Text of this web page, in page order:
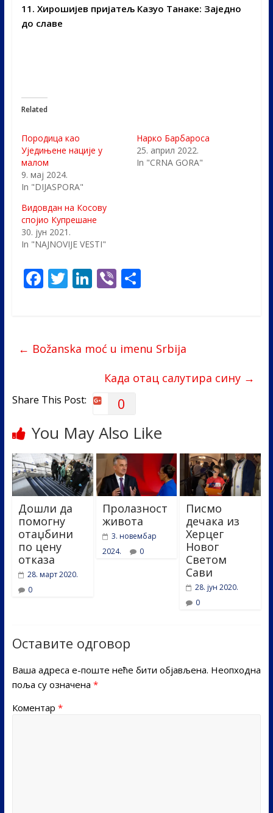
11. Хирошијев пријатељ Казуо Танаке: Заједно
до славе
Related
Породица као
Уједињене нације у
малом
9. мај 2024.
In "DIJASPORA"
Нарко Барбароса
25. април 2022.
In "CRNA GORA"
Видовдан на Косову
спојио Купрешане
30. јун 2021.
In "NAJNOVIJE VESTI"
F
o
k
T Li
dI
Vi S
← Božanska moć u imenu Srbija
Када отац салутира сину →
Share This Post: 0
You May Also Like
Дошли да
помогну
отаџбини
по цену
отказа
28. март 2020.
0
Пролазност
живота
3. новембар
2024.
0
Писмо
дечака из
Херцег
Новог
Светом
Сави
28. јун 2020.
0
Оставите одговор
Ваша адреса е-поште неће бити објављена. Неопходна
поља су означена *
Коментар *